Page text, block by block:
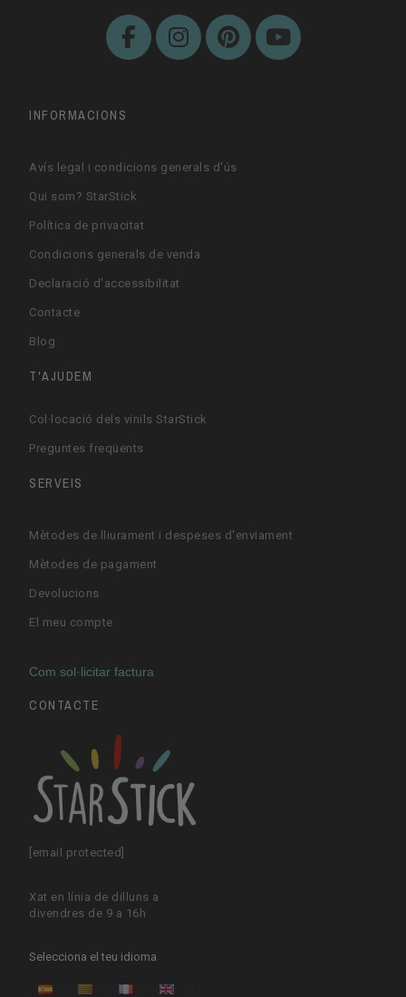
INFORMACIONS
Avís legal i condicions generals d'ús
Qui som? StarStick
Política de privacitat
Condicions generals de venda
Declaració d'accessibilitat
Contacte
Blog
T'AJUDEM
Col·locació dels vinils StarStick
Preguntes freqüents
SERVEIS
Mètodes de lliurament i despeses d'enviament
Mètodes de pagament
Devolucions
El meu compte
Com sol·licitar factura
CONTACTE
[email protected]
Xat en línia de dilluns a
divendres de 9 a 16h
Selecciona el teu idioma
ES CA FR